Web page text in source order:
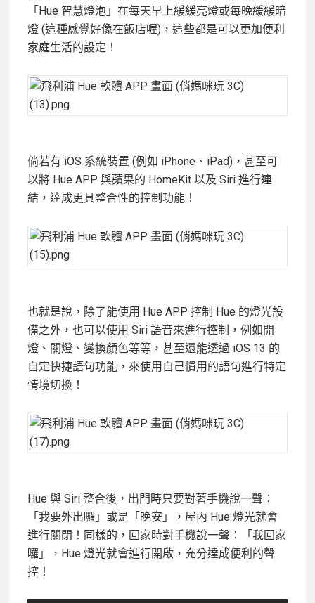
「Hue 智慧燈泡」在每天早上緩緩亮燈或每晚緩緩暗
燈 (這種感覺好像在飯店喔)，這些都是可以更加便利
家庭生活的設定！
倘若有 iOS 系統裝置 (例如 iPhone、iPad)，甚至可
以將 Hue APP 與蘋果的 HomeKit 以及 Siri 進行連
結，達成更具整合性的控制功能！
也就是說，除了能使用 Hue APP 控制 Hue 的燈光設
備之外，也可以使用 Siri 語音來進行控制，例如開
燈、關燈、變換顏色等等，甚至還能透過 iOS 13 的
自定快捷語句功能，來使用自己慣用的語句進行特定
情境切換！
Hue 與 Siri 整合後，出門時只要對著手機說一聲：
「我要外出囉」或是「晚安」，屋內 Hue 燈光就會
進行關閉！同樣的，回家時對手機說一聲：「我回家
囉」，Hue 燈光就會進行開啟，充分達成便利的聲
控！